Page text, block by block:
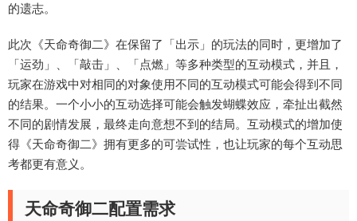
的遗志。
此次《天命奇御二》在保留了「出示」的玩法的同时，更增加了
「运劲」、「敲击」、「点燃」等多种类型的互动模式，并且，
玩家在游戏中对相同的对象使用不同的互动模式可能会得到不同
的结果。一个小小的互动选择可能会触发蝴蝶效应，牵扯出截然
不同的剧情发展，最终走向意想不到的结局。互动模式的增加使
得《天命奇御二》拥有更多的可尝试性，也让玩家的每个互动思
考都更有意义。
天命奇御二配置需求